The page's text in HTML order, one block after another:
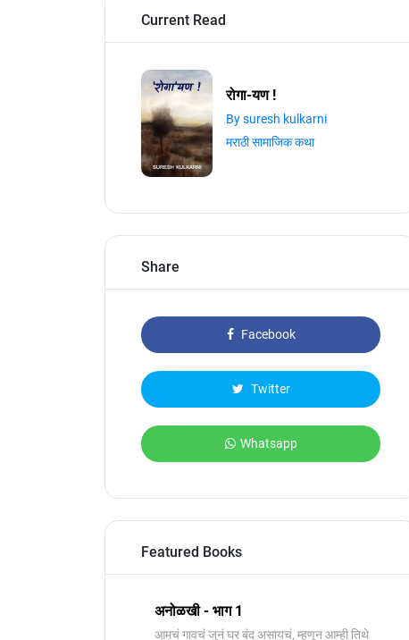
Current Read
रोगा-यण !
By suresh kulkarni
मराठी सामाजिक कथा
Share
Facebook
Twitter
Whatsapp
Featured Books
अनोळखी - भाग 1
आमचं गावचं जुनं घर बंद असायचं, म्हणून आम्ही तिथे